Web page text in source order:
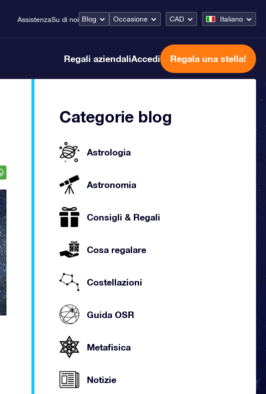
AssistenzaSu di noi Blog Occasione CAD Italiano
Regali aziendaliAccedi Regala una stella!
Categorie blog
Astrologia
Astronomia
Consigli & Regali
Cosa regalare
Costellazioni
Guida OSR
Metafisica
Notizie